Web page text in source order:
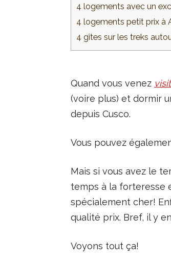
4 logements avec un
4 logements petit prix à
4 gîtes sur les treks
Quand vous venez
(voire plus) et dormir
depuis Cusco.
Vous pouvez
Mais si vous avez le
temps à la forteresse
spécialement cher!
qualité prix. Bref, il y
Voyons tout ça!